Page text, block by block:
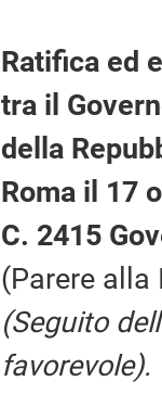
Ratifica ed
tra il
della
Roma il 17
C. 2415
(Parere alla
(Seguito
favorevole).